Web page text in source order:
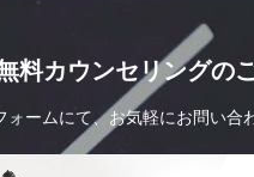
料カウンセリングの
ォームにて、お気軽にお問い合